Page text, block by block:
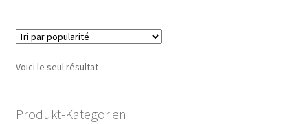
Voici le seul résultat
Produkt-Kategorien